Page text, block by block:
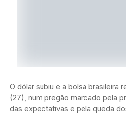
O dólar subiu e a bolsa brasileira
(27), num pregão marcado pela
das expectativas e pela queda